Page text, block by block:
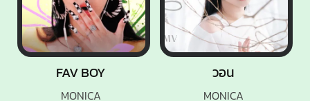
FAV BOY
MONICA
วอน
MONICA